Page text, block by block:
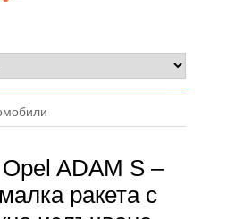
ADAM S –
ракета с